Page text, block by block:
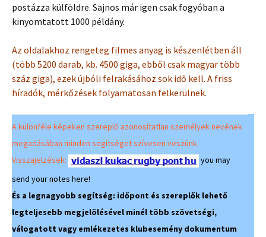
postázza külföldre. Sajnos már igen csak fogyóban a
kinyomtatott 1000 példány.
Az oldalakhoz rengeteg filmes anyag is készenlétben áll
(több 5200 darab, kb. 4500 giga, ebből csak magyar több
száz giga), ezek újbóli felrakásához sok idő kell. A friss
híradók, mérkőzések folyamatosan felkerülnek.
A különféle képeken szereplő azonosítatlan személyek nevének
megadásában minden segítséget szívesen veszünk.
Visszajelzések:
you may
send your notes here!
És a legnagyobb segítség: időpont és szereplők lehető
legteljesebb megjelölésével minél több szövetségi,
válogatott vagy emlékezetes klubesemény dokumentum